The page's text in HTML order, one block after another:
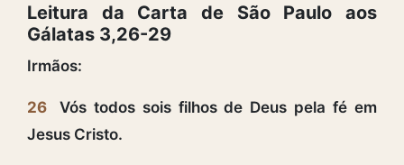
Leitura da Carta de São Paulo aos
Gálatas 3,26-29
Irmãos:
26
Vós todos sois filhos de Deus pela fé em
Jesus Cristo.